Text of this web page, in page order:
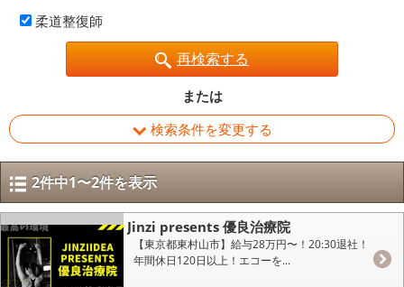
柔道整復師
再検索する
または
検索条件を変更する
2件中1〜2件を表示
Jinzi presents 優良治療院
【東京都東村山市】給与28万円〜！20:30退社！
年間休日120日以上！エコーを...